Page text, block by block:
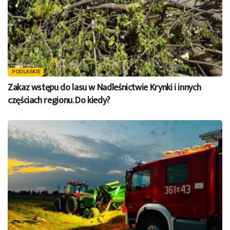
PODLASKIE
Zakaz wstępu do lasu w Nadleśnictwie Krynki i innych
częściach regionu. Do kiedy?